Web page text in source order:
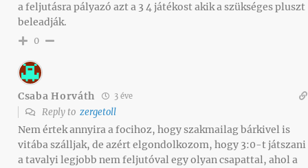
a feljutásra pályazó azt a 3 4 játékost akik a szükséges pluszt
beleadják.
0
Csaba Horváth 3 éve
Reply to zergetoll
Nem értek annyira a focihoz, hogy szakmailag bárkivel is
vitába szálljak, de azért elgondolkozom, hogy 3:0-t játszani
a tavalyi legjobb nem feljutóval egy olyan csapattal, ahol a